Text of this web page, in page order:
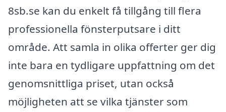
8sb.se kan du enkelt få tillgång till flera
professionella fönsterputsare i ditt
område. Att samla in olika offerter ger dig
inte bara en tydligare uppfattning om det
genomsnittliga priset, utan också
möjligheten att se vilka tjänster som